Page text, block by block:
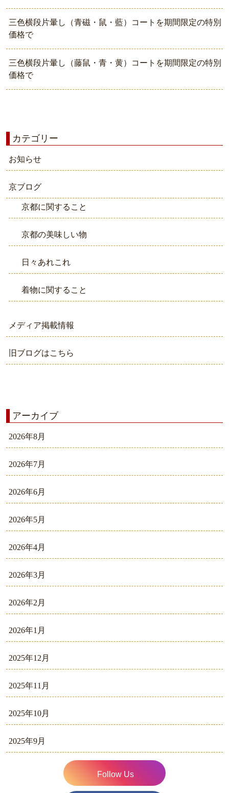
三色横段片暈し（青磁・鼠・藍）コートを期間限定の特別
価格で
三色横段片暈し（藤鼠・青・黄）コートを期間限定の特別
価格で
カテゴリー
お知らせ
京ブログ
京都に関すること
京都の美味しい物
日々あれこれ
着物に関すること
メディア掲載情報
旧ブログはこちら
アーカイブ
2026年8月
2026年7月
2026年6月
2026年5月
2026年4月
2026年3月
2026年2月
2026年1月
2025年12月
2025年11月
2025年10月
2025年9月
Follow Us